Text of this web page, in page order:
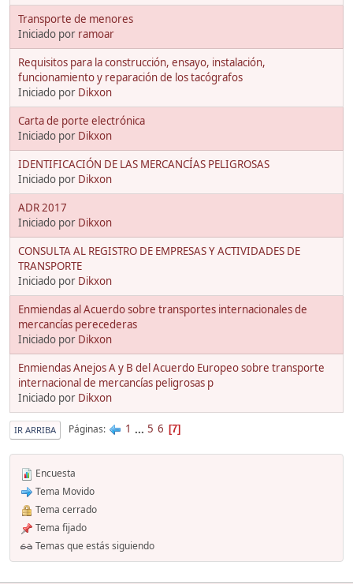
Transporte de menores
Iniciado por ramoar
Requisitos para la construcción, ensayo, instalación,
funcionamiento y reparación de los tacógrafos
Iniciado por Dikxon
Carta de porte electrónica
Iniciado por Dikxon
IDENTIFICACIÓN DE LAS MERCANCÍAS PELIGROSAS
Iniciado por Dikxon
ADR 2017
Iniciado por Dikxon
CONSULTA AL REGISTRO DE EMPRESAS Y ACTIVIDADES DE
TRANSPORTE
Iniciado por Dikxon
Enmiendas al Acuerdo sobre transportes internacionales de
mercancías perecederas
Iniciado por Dikxon
Enmiendas Anejos A y B del Acuerdo Europeo sobre transporte
internacional de mercancías peligrosas p
Iniciado por Dikxon
IR ARRIBA Páginas 1 ... 5 6 7
Encuesta
Tema Movido
Tema cerrado
Tema fijado
Temas que estás siguiendo